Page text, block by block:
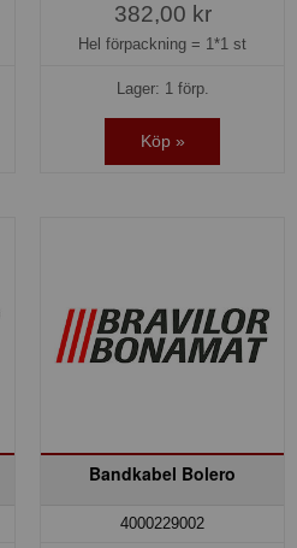
382,00 kr
Hel förpackning = 1*1 st
Lager: 1 förp.
Köp »
Bandkabel Bolero
4000229002